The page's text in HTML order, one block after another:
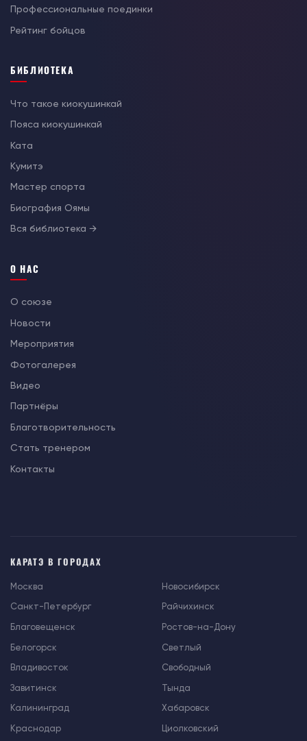
Профессиональные поединки
Рейтинг бойцов
БИБЛИОТЕКА
Что такое киокушинкай
Пояса киокушинкай
Ката
Кумитэ
Мастер спорта
Биография Оямы
Вся библиотека →
О НАС
О союзе
Новости
Мероприятия
Фотогалерея
Видео
Партнёры
Благотворительность
Стать тренером
Контакты
КАРАТЭ В ГОРОДАХ
Москва
Санкт-Петербург
Благовещенск
Белогорск
Владивосток
Завитинск
Калининград
Краснодар
Новосибирск
Райчихинск
Ростов-на-Дону
Светлый
Свободный
Тында
Хабаровск
Циолковский